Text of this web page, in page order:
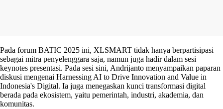
Pada forum BATIC 2025 ini, XLSMART tidak hanya berpartisipasi
sebagai mitra penyelenggara saja, namun juga hadir dalam sesi
keynotes presentasi. Pada sesi sini, Andrijanto menyampaikan paparan
diskusi mengenai Harnessing AI to Drive Innovation and Value in
Indonesia's Digital. Ia juga menegaskan kunci transformasi digital
berada pada ekosistem, yaitu pemerintah, industri, akademia, dan
komunitas.